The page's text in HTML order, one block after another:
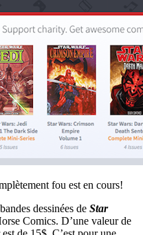
fou est en cours!
dessinées de Star
Comics. D’une valeur de